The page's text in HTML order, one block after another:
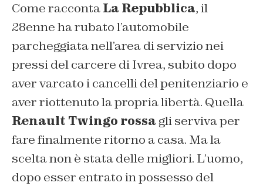
Come raccontaLa Repubblica, il
28enne ha rubato l’automobile
parcheggiata nell’area di servizio nei
pressi del carcere di Ivrea, subito dopo
aver varcato i cancelli del penitenziario e
aver riottenuto la propria libertà. Quella
Renault Twingo rossa gli serviva per
fare finalmente ritorno a casa. Ma la
scelta non è stata delle migliori. L’uomo,
dopo esser entrato in possesso del